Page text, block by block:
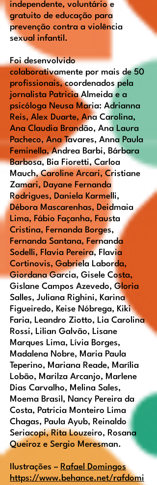
independente, voluntário e
gratuito de educação para
prevenção contra a violência
sexual infantil.
Foi desenvolvido
colaborativamente por mais de 50
profissionais, coordenados pela
jornalista Patricia Almeida e a
psicóloga Neusa Maria: Adrianna
Reis, Alex Duarte, Ana Carolina,
Ana Claudia Brandão, Ana Laura
Pacheco, Ana Tavares, Anna Paula
Feminella, Andrea Barbi, Bárbara
Barbosa, Bia Fioretti, Carloa
Mauch, Caroline Arcari, Cristiane
Zamari, Dayane Fernanda
Rodrigues, Daniela Karmelli,
Débora Mascarenhas, Deidmaia
Lima, Fábio Façanha, Fausta
Cristina, Fernanda Borges,
Fernanda Santana, Fernanda
Sodelli, Flavia Pereira, Flavia
Cortinovis, Gabriela Laborda,
Giordana Garcia, Gisele Costa,
Gislane Campos Azevedo, Gloria
Salles, Juliana Righini, Karina
Figueiredo, Keise Nóbrega, Kiki
Faria, Leandro Ziotto, Lia Carolina
Rossi, Lilian Galvão, Lisane
Marques Lima, Lívia Borges,
Madalena Nobre, Maria Paula
Teperino, Mariana Reade, Marília
Lobão, Marilza Arcanjo, Marlene
Dias Carvalho, Melina Sales,
Moema Brasil, Nancy Pereira da
Costa, Patricia Monteiro Lima
Chagas, Paula Ayub, Reinaldo
Seriacopi, Rita Louzeiro, Rosana
Queiroz e Sergio Meresman.
Ilustrações – Rafael Domingos
https://www.behance.net/rafdomi